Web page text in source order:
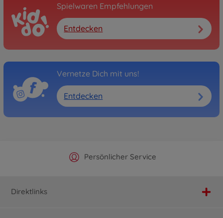
Spielwaren Empfehlungen
Entdecken
Vernetze Dich mit uns!
Entdecken
Offizieller Hersteller Shop
Persönlicher Service
Versandkostenfrei ab 25€
Schnelle Lieferung
Direktlinks